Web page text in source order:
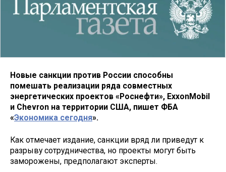
Новые санкции против России способны
помешать реализации ряда совместных
энергетических проектов «Роснефти», ExxonMobil
и Chevron на территории США, пишет ФБА
«Экономика сегодня».
Как отмечает издание, санкции вряд ли приведут к
разрыву сотрудничества, но проекты могут быть
заморожены, предполагают эксперты.